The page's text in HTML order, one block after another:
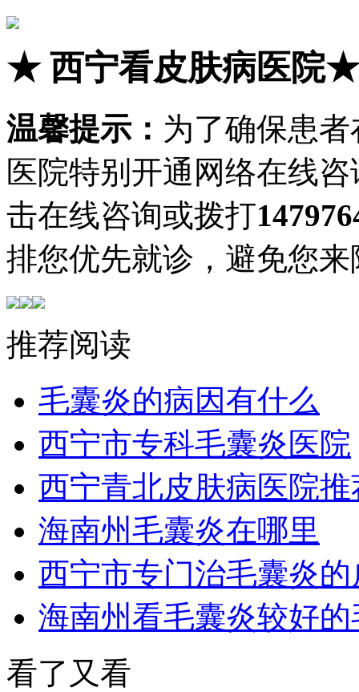
★西宁看皮肤病医院★
温馨提示： 为了确保患
医院特别开通网络在线
击在线咨询或拨打
排您优先就诊，避免您
推荐阅读
毛囊炎的病因有什么
西宁市专科毛囊炎医院
西宁青北皮肤病医院
海南州毛囊炎在哪里
西宁市专门治毛囊炎
海南州看毛囊炎较好
看了又看